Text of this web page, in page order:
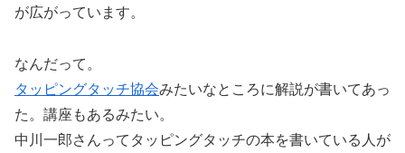
が広がっています。
なんだって。
タッピングタッチ協会みたいなところに解説が書いてあっ
た。講座もあるみたい。
中川一郎さんってタッピングタッチの本を書いている人が